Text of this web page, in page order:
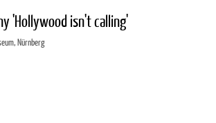
'Hollywood isn't calling'
Nürnberg